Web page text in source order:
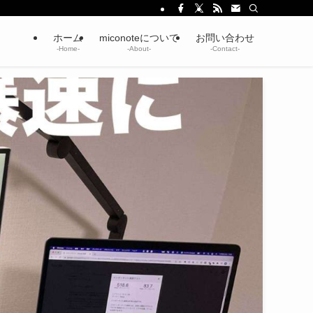
ホーム
-Home-
miconoteについて
-About-
お問い合わせ
-Contact-